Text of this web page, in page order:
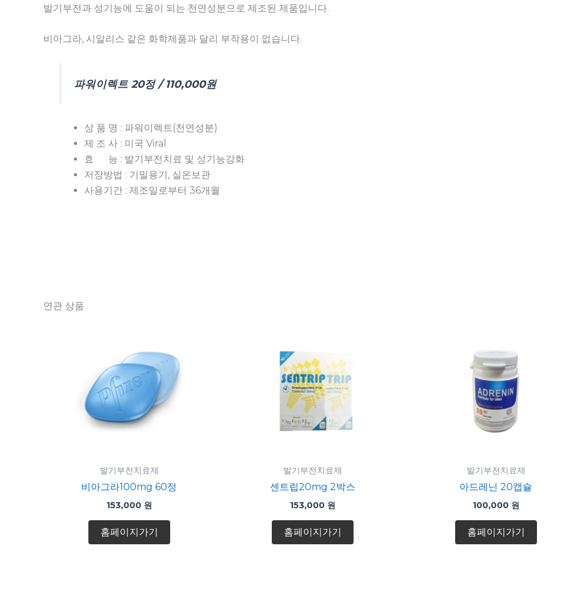
발기부전과 성기능에 도움이 되는 천연성분으로 제조된 제품입니다.
비아그라, 시알리스 같은 화학제품과 달리 부작용이 없습니다.
파워이렉트 20정 / 110,000원
상 품 명 : 파워이렉트(천연성분)
제 조 사 : 미국 Viral
효 능 : 발기부전치료 및 성기능강화
저장방법 : 기밀용기, 실온보관
사용기간 : 제조일로부터 36개월
연관 상품
발기부전치료제
비아그라100mg 60정
153,000 원
홈페이지가기
발기부전치료제
센트립20mg 2박스
153,000 원
홈페이지가기
발기부전치료제
아드레닌 20캡슐
100,000 원
홈페이지가기